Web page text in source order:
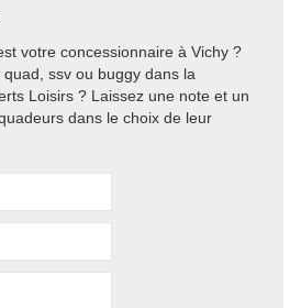
votre concessionnaire à Vichy ?
ssv ou buggy dans la
Loisirs ? Laissez une note et un
dans le choix de leur